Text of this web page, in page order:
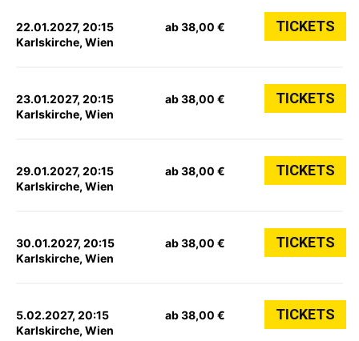
22.01.2027, 20:15
Karlskirche, Wien
ab 38,00 € TICKETS
23.01.2027, 20:15
Karlskirche, Wien
ab 38,00 € TICKETS
29.01.2027, 20:15
Karlskirche, Wien
ab 38,00 € TICKETS
30.01.2027, 20:15
Karlskirche, Wien
ab 38,00 € TICKETS
5.02.2027, 20:15
Karlskirche, Wien
ab 38,00 € TICKETS